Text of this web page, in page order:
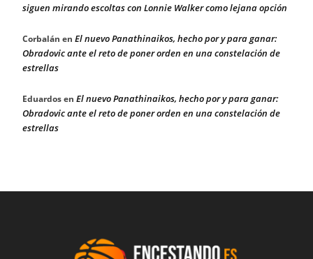
siguen mirando escoltas con Lonnie Walker como lejana opción
Corbalán en El nuevo Panathinaikos, hecho por y para ganar:
Obradovic ante el reto de poner orden en una constelación de
estrellas
Eduardosen El nuevo Panathinaikos, hecho por y para ganar:
Obradovic ante el reto de poner orden en una constelación de
estrellas